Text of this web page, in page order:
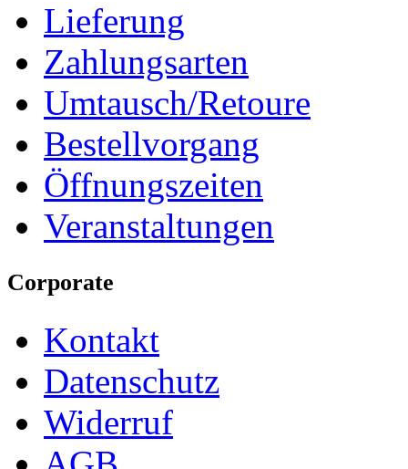
Lieferung
Zahlungsarten
Umtausch/Retoure
Bestellvorgang
Öffnungszeiten
Veranstaltungen
Corporate
Kontakt
Datenschutz
Widerruf